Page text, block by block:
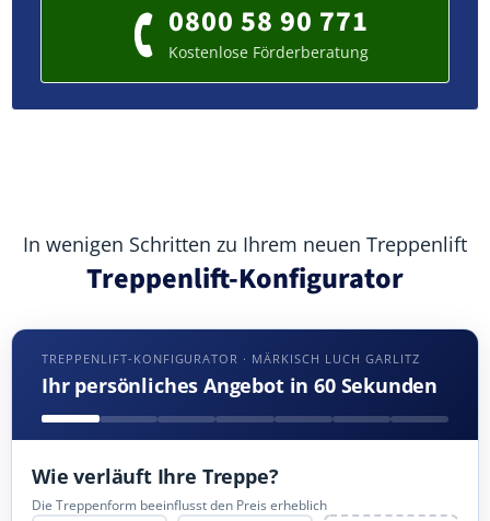
0800 58 90 771
Kostenlose Förderberatung
In wenigen Schritten zu Ihrem neuen Treppenlift
Treppenlift-Konfigurator
TREPPENLIFT-KONFIGURATOR · MÄRKISCH LUCH GARLITZ
Ihr persönliches Angebot in 60 Sekunden
Wie verläuft Ihre Treppe?
Die Treppenform beeinflusst den Preis erheblich